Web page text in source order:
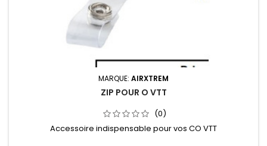
MARQUE: AIRXTREM
ZIP POUR O VTT
(0)
Accessoire indispensable pour vos CO VTT